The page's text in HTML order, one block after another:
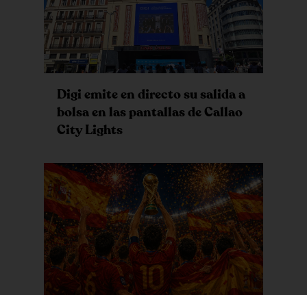
Digi emite en directo su salida a
bolsa en las pantallas de Callao
City Lights